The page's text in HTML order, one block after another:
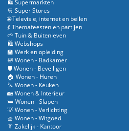
🛍️ Supermarkten
🛒 Super Stores
🌐 Televisie, internet en bellen
💃 Themafeesten en partijen
🌱 Tuin & Buitenleven
🛍️ Webshops
🏫 Werk en opleiding
🛀 Wonen - Badkamer
🛡️ Wonen - Beveiligen
🏠 Wonen - Huren
🔪 Wonen - Keuken
🏡 Wonen & Interieur
🛏️ Wonen - Slapen
💡 Wonen - Verlichting
🧺 Wonen - Witgoed
👔 Zakelijk - Kantoor